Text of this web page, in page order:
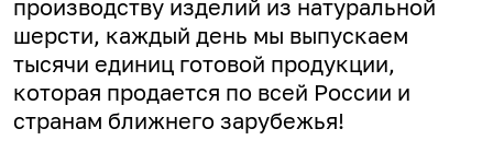
производству изделий из натуральной
шерсти, каждый день мы выпускаем
тысячи единиц готовой продукции,
которая продается по всей России и
странам ближнего зарубежья!